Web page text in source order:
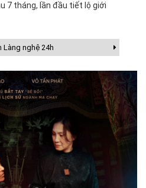
7 tháng, lần đầu tiết lộ giới
Làng nghệ 24h